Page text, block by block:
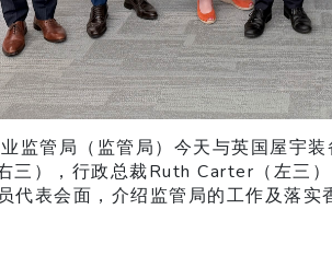
监管局（监管局）今天与英国屋宇
三），行政总裁Ruth Carter（左三
代表会面，介绍监管局的工作及落实